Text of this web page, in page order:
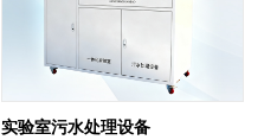
实验室污水处理设备